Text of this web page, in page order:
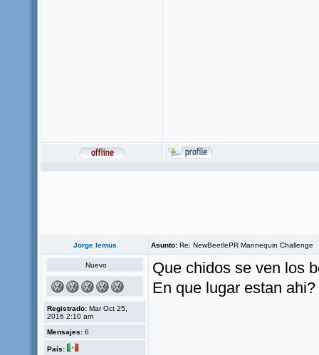
Jorge lemus Asunto: Re: NewBeetlePR Mannequin Challenge
Nuevo
Registrado: Mar Oct 25,
2016 2:10 am
Mensajes: 6
País:
Que chidos se ven los
En que lugar estan ahi?